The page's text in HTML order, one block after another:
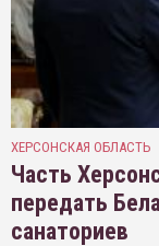
ХЕРСОНСКАЯ ОБЛАСТЬ
Часть
передать
санаториев